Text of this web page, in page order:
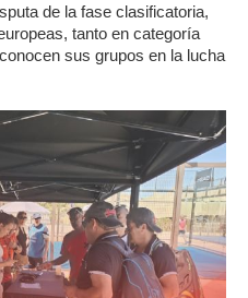
de la fase clasificatoria,
tanto en categoría
sus grupos en la lucha